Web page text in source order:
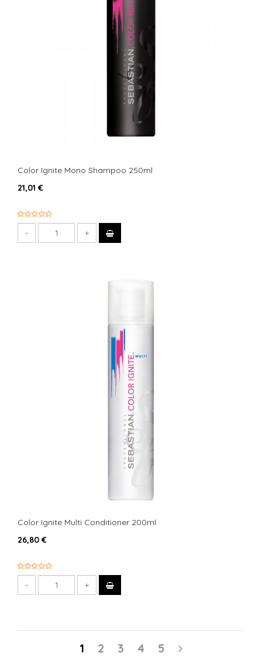
Color Ignite Mono Shampoo 250ml
21,01 €
Color Ignite Multi Conditioner 200ml
26,80 €
1 2 3 4 5